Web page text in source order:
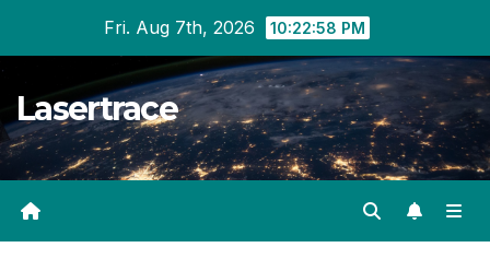
Fri. Aug 7th, 2026 10:22:58 PM
Lasertrace